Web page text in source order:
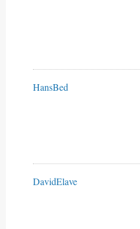
HansBed
DavidElave